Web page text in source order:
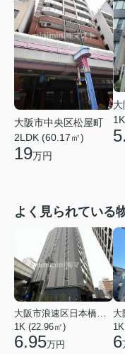
大阪市中央区松屋町
2LDK (60.17㎡)
19万円
よく見られている
大阪市浪速区日本橋東３丁目
1K (22.96㎡)
6.95万円 6